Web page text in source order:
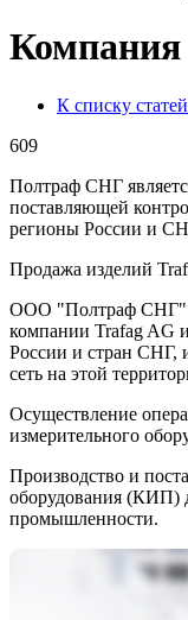
К списку
609
Полтраф СНГ
поставляющей
регионы России и
Продажа изделий
ООО "Полтраф СНГ"
компании Trafag AG
России и стран СНГ,
сеть на этой
Осуществление
измерительного
Производство и
оборудования (КИП)
промышленности.